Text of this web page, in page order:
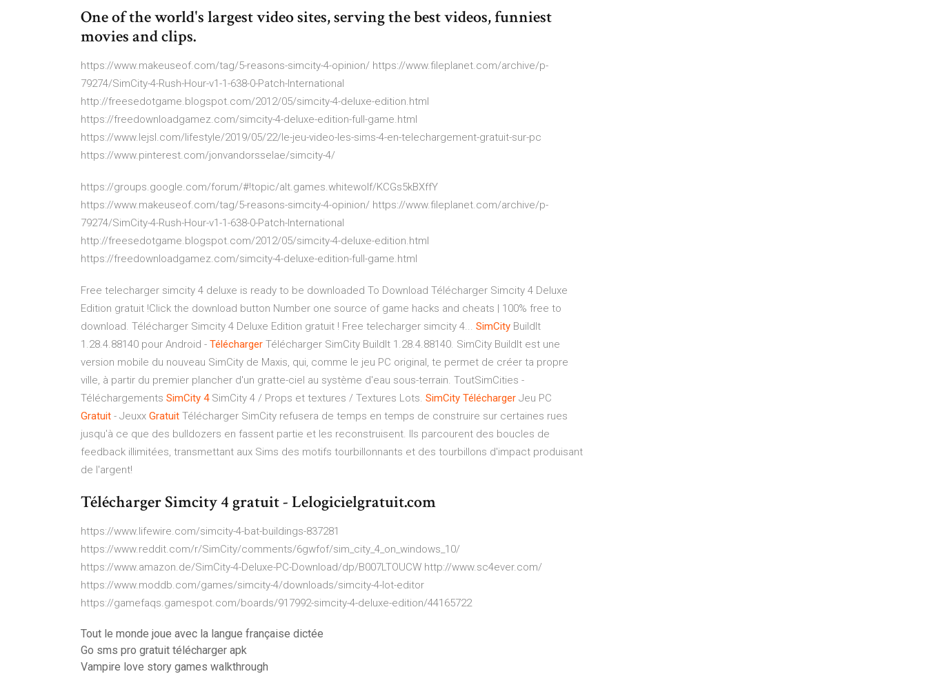
One of the world's largest video sites, serving the best videos, funniest
movies and clips.
https://www.makeuseof.com/tag/5-reasons-simcity-4-opinion/ https://www.fileplanet.com/archive/p-
79274/SimCity-4-Rush-Hour-v1-1-638-0-Patch-International
http://freesedotgame.blogspot.com/2012/05/simcity-4-deluxe-edition.html
https://freedownloadgamez.com/simcity-4-deluxe-edition-full-game.html
https://www.lejsl.com/lifestyle/2019/05/22/le-jeu-video-les-sims-4-en-telechargement-gratuit-sur-pc
https://www.pinterest.com/jonvandorsselae/simcity-4/
https://groups.google.com/forum/#!topic/alt.games.whitewolf/KCGs5kBXffY
https://www.makeuseof.com/tag/5-reasons-simcity-4-opinion/ https://www.fileplanet.com/archive/p-
79274/SimCity-4-Rush-Hour-v1-1-638-0-Patch-International
http://freesedotgame.blogspot.com/2012/05/simcity-4-deluxe-edition.html
https://freedownloadgamez.com/simcity-4-deluxe-edition-full-game.html
Free telecharger simcity 4 deluxe is ready to be downloaded To Download Télécharger Simcity 4 Deluxe
Edition gratuit !Click the download button Number one source of game hacks and cheats | 100% free to
download. Télécharger Simcity 4 Deluxe Edition gratuit ! Free telecharger simcity 4... SimCity BuildIt
1.28.4.88140 pour Android - Télécharger Télécharger SimCity BuildIt 1.28.4.88140. SimCity BuildIt est une
version mobile du nouveau SimCity de Maxis, qui, comme le jeu PC original, te permet de créer ta propre
ville, à partir du premier plancher d'un gratte-ciel au système d'eau sous-terrain. ToutSimCities -
Téléchargements SimCity 4SimCity 4 / Props et textures / Textures Lots. SimCity Télécharger Jeu PC
Gratuit - Jeuxx Gratuit Télécharger SimCity refusera de temps en temps de construire sur certaines rues
jusqu'à ce que des bulldozers en fassent partie et les reconstruisent. Ils parcourent des boucles de
feedback illimitées, transmettant aux Sims des motifs tourbillonnants et des tourbillons d'impact produisant
de l'argent!
Télécharger Simcity 4 gratuit - Lelogicielgratuit.com
https://www.lifewire.com/simcity-4-bat-buildings-837281
https://www.reddit.com/r/SimCity/comments/6gwfof/sim_city_4_on_windows_10/
https://www.amazon.de/SimCity-4-Deluxe-PC-Download/dp/B007LTOUCW http://www.sc4ever.com/
https://www.moddb.com/games/simcity-4/downloads/simcity-4-lot-editor
https://gamefaqs.gamespot.com/boards/917992-simcity-4-deluxe-edition/44165722
Tout le monde joue avec la langue française dictée
Go sms pro gratuit télécharger apk
Vampire love story games walkthrough